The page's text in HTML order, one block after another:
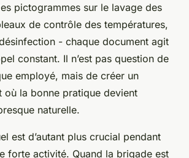
pictogrammes sur le lavage des
de contrôle des températures,
- chaque document agit
constant. Il n’est pas question de
employé, mais de créer un
où la bonne pratique devient
naturelle.
est d’autant plus crucial pendant
forte activité. Quand la brigade est